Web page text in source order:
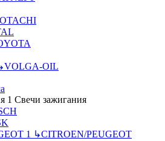
VOLGA-OIL
Свечи зажигания
↳CITROEN/PEUGEOT